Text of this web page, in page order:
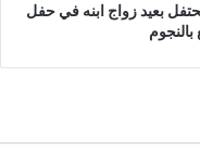
بعيد زواج ابنه في حفل